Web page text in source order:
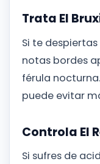
Trata El
Si te
notas bordes
férula
puede evitar
Controla El
Si sufres de